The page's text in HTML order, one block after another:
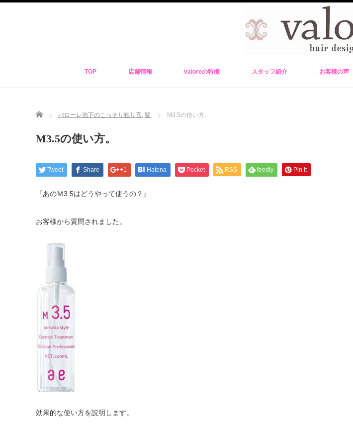
TOP 店舗情報 valoreの特徴 スタッフ紹介 お客様の声
Home バローレ池下のこっそり独り言, 髪 M3.5の使い方。
M3.5の使い方。
Tweet Share +1 Hatena Pocket RSS feedly Pin it
『あのＭ3.5はどうやって使うの？』
お客様から質問されました。
効果的な使い方を説明します。